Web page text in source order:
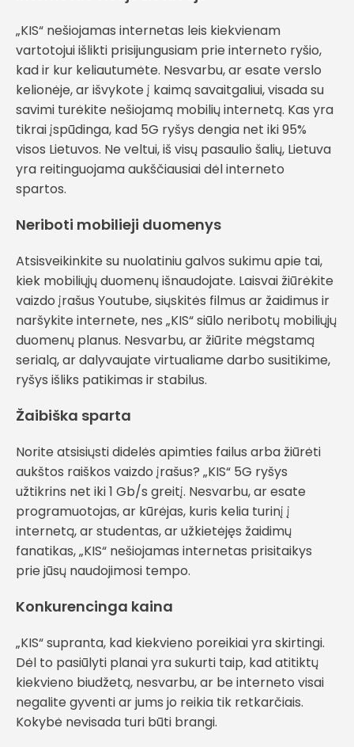
„KIS“ nešiojamas internetas leis kiekvienam
vartotojui išlikti prisijungusiam prie interneto ryšio,
kad ir kur keliautumėte. Nesvarbu, ar esate verslo
kelionėje, ar išvykote į kaimą savaitgaliui, visada su
savimi turėkite nešiojamą mobilių internetą. Kas yra
tikrai įspūdinga, kad 5G ryšys dengia net iki 95%
visos Lietuvos. Ne veltui, iš visų pasaulio šalių, Lietuva
yra reitinguojama aukščiausiai dėl interneto
spartos.
Neriboti mobilieji duomenys
Atsisveikinkite su nuolatiniu galvos sukimu apie tai,
kiek mobiliųjų duomenų išnaudojate. Laisvai žiūrėkite
vaizdo įrašus Youtube, siųskitės filmus ar žaidimus ir
naršykite internete, nes „KIS“ siūlo neribotų mobiliųjų
duomenų planus. Nesvarbu, ar žiūrite mėgstamą
serialą, ar dalyvaujate virtualiame darbo susitikime,
ryšys išliks patikimas ir stabilus.
Žaibiška sparta
Norite atsisiųsti didelės apimties failus arba žiūrėti
aukštos raiškos vaizdo įrašus? „KIS“ 5G ryšys
užtikrins net iki 1 Gb/s greitį. Nesvarbu, ar esate
programuotojas, ar kūrėjas, kuris kelia turinį į
internetą, ar studentas, ar užkietėjęs žaidimų
fanatikas, „KIS“ nešiojamas internetas prisitaikys
prie jūsų naudojimosi tempo.
Konkurencinga kaina
„KIS“ supranta, kad kiekvieno poreikiai yra skirtingi.
Dėl to pasiūlyti planai yra sukurti taip, kad atitiktų
kiekvieno biudžetą, nesvarbu, ar be interneto visai
negalite gyventi ar jums jo reikia tik retkarčiais.
Kokybė nevisada turi būti brangi.